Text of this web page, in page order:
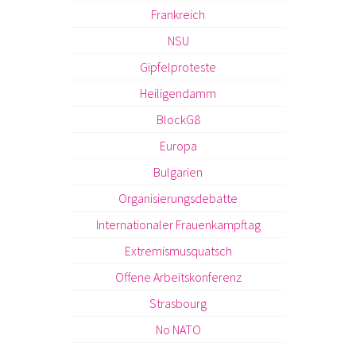
Frankreich
NSU
Gipfelproteste
Heiligendamm
BlockG8
Europa
Bulgarien
Organisierungsdebatte
Internationaler Frauenkampftag
Extremismusquatsch
Offene Arbeitskonferenz
Strasbourg
No NATO